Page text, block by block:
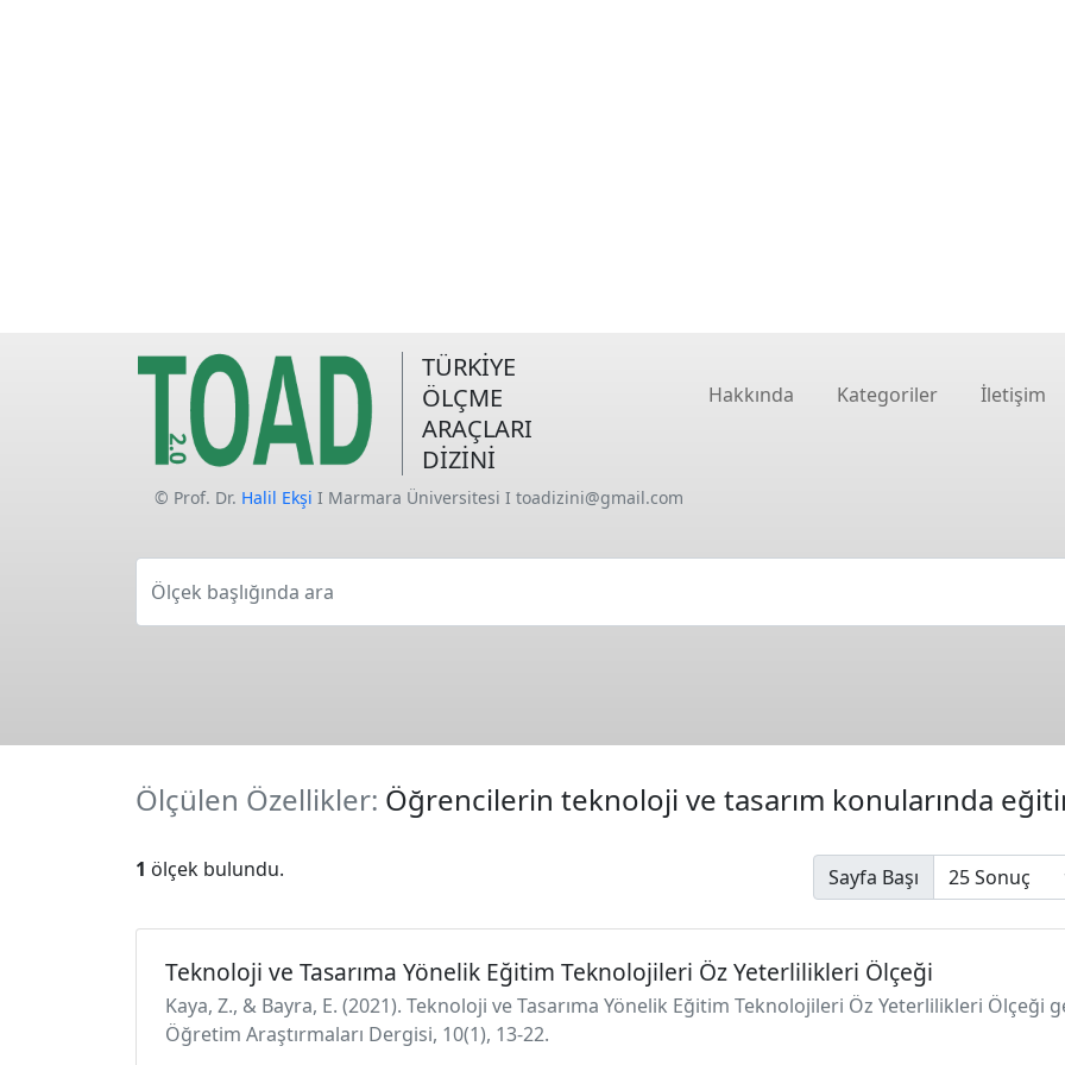
TÜRKİYE
ÖLÇME
ARAÇLARI
DİZİNİ
Hakkında Kategoriler İletişim
© Prof. Dr. Halil Ekşi I Marmara Üniversitesi I toadizini@gmail.com
Ölçek başlığında ara
Ölçülen Özellikler: Öğrencilerin teknoloji ve tasarım konularında
1 ölçek bulundu. Sayfa Başı
Teknoloji ve Tasarıma Yönelik Eğitim Teknolojileri Öz Yeterlilikleri Ölçeği
Kaya, Z., & Bayra, E. (2021). Teknoloji ve Tasarıma Yönelik Eğitim Teknolojileri Öz Yeterlilikleri
Öğretim Araştırmaları Dergisi, 10(1), 13-22.